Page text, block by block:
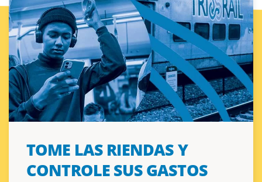
TOME LAS RIENDAS Y
CONTROLE SUS GASTOS